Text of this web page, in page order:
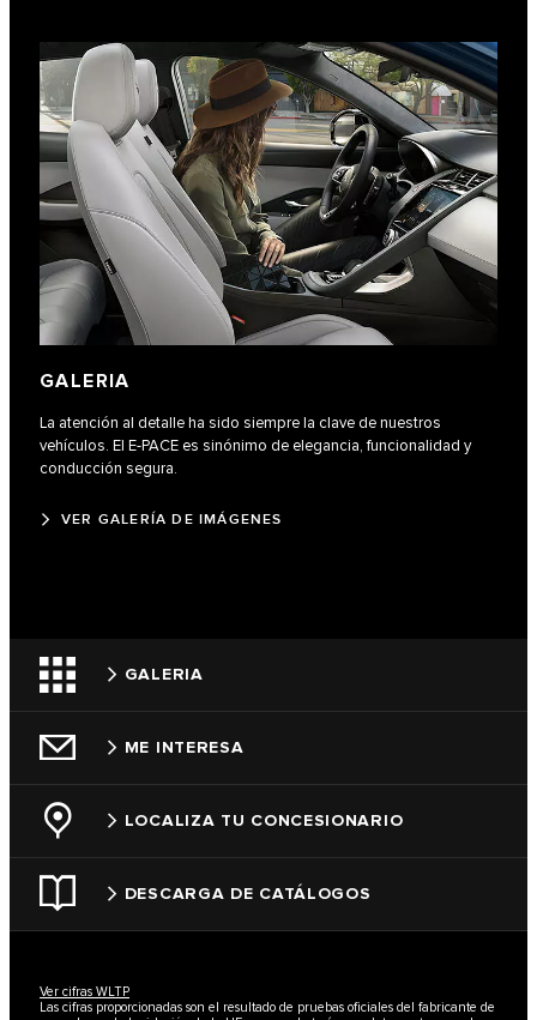
GALERIA
La atención al detalle ha sido siempre la clave de nuestros
vehículos. El E-PACE es sinónimo de elegancia, funcionalidad y
conducción segura.
VER GALERÍA DE IMÁGENES
GALERIA
ME INTERESA
LOCALIZA TU CONCESIONARIO
DESCARGA DE CATÁLOGOS
Ver cifras WLTP
Las cifras proporcionadas son el resultado de pruebas oficiales del fabricante de